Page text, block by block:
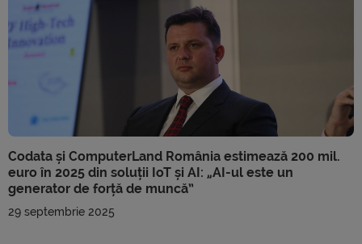
Codata și ComputerLand România estimează 200 mil.
euro în 2025 din soluții IoT și AI: „AI-ul este un
generator de forță de muncă”
29 septembrie 2025